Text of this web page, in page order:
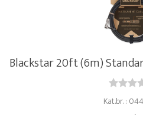
Blackstar 20ft (6m)
Kat.br. :